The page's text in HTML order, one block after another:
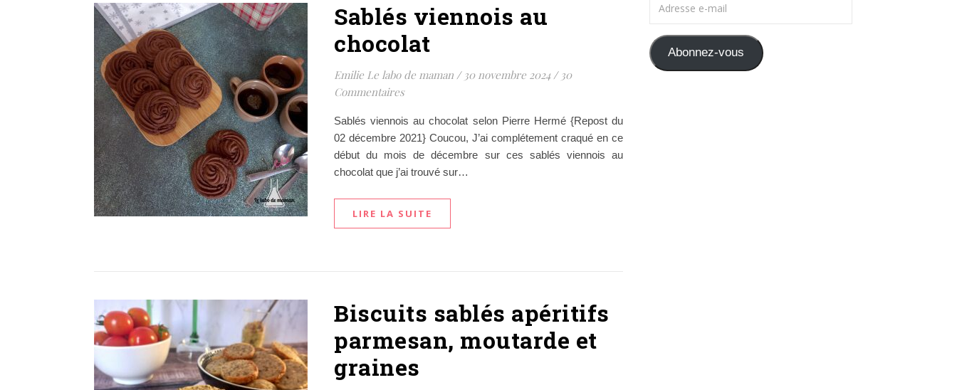
Sablés viennois au
chocolat
Emilie Le labo de maman / 30 novembre 2024 / 30
Commentaires
Sablés viennois au chocolat selon Pierre Hermé {Repost du
02 décembre 2021} Coucou, J’ai complétement craqué en ce
début du mois de décembre sur ces sablés viennois au
chocolat que j’ai trouvé sur…
LIRE LA SUITE
Biscuits sablés apéritifs
parmesan, moutarde et
graines
Abonnez-vous